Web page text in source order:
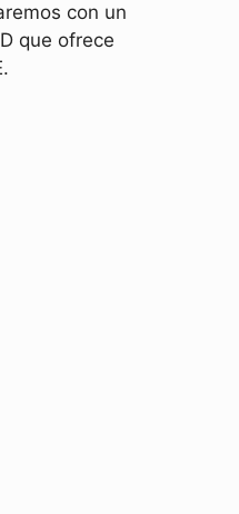
con un
que ofrece